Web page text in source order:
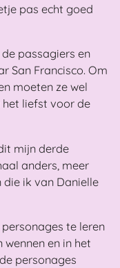
pas echt goed
passagiers en
San Francisco. Om
moeten ze wel
het liefst voor de
mijn derde
anders, meer
ik van Danielle
te leren
en in het
personages